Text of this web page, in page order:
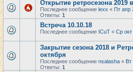
Открытие ретросезона 2019
Последнее сообщение lexx « Пт апр
Ответы: 1
Встреча 10.10.18
Последнее сообщение ICuT « Ср окт
Закрытие сезона 2018 и
октября
Последнее сообщение nsalasha « Вт
Ответы: 1